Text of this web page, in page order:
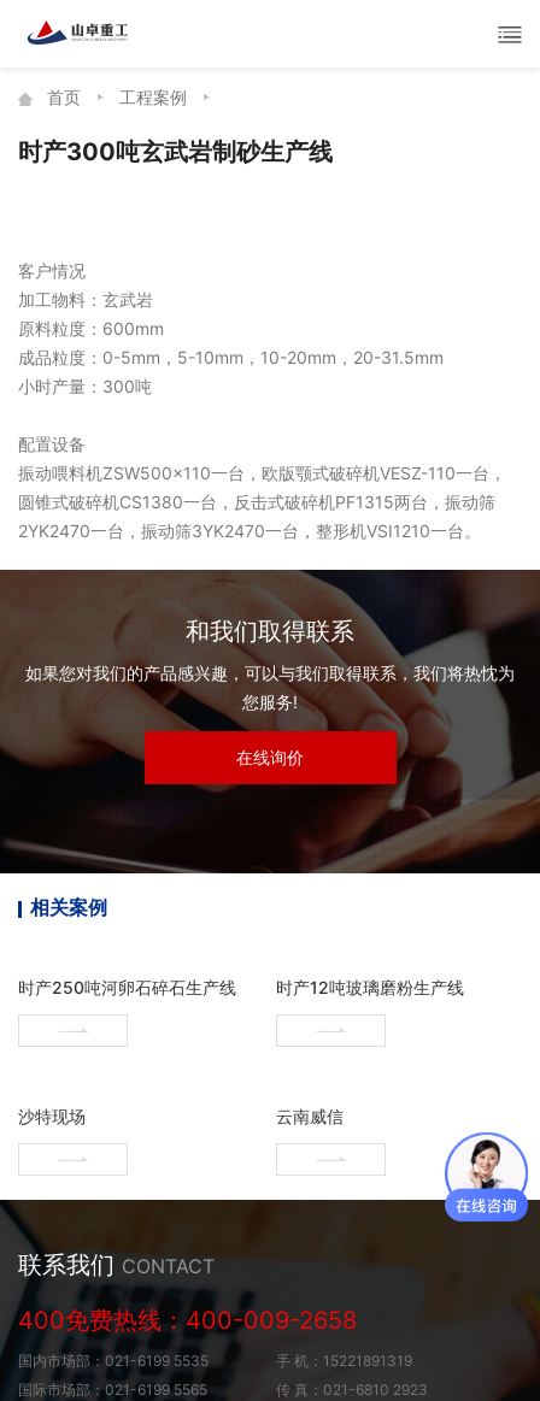
首页 工程案例
时产300吨玄武岩制砂生产线
客户情况
加工物料：玄武岩
原料粒度：600mm
成品粒度：0-5mm，5-10mm，10-20mm，20-31.5mm
小时产量：300吨
配置设备
振动喂料机ZSW500×110一台，欧版颚式破碎机VESZ-110一台，
圆锥式破碎机CS1380一台，反击式破碎机PF1315两台，振动筛
2YK2470一台，振动筛3YK2470一台，整形机VSI1210一台。
和我们取得联系
如果您对我们的产品感兴趣，可以与我们取得联系，我们将热忱为
您服务!
在线询价
相关案例
时产250吨河卵石碎石生产线 时产12吨玻璃磨粉生产线
沙特现场 云南威信
联系我们 CONTACT
400免费热线：400-009-2658
国内市场部 ：021-6199 5535
国际市场部：021-6199 5565
手 机：15221891319
传 真：021-6810 2923